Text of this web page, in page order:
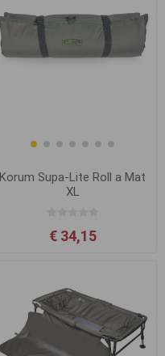
Korum Supa-Lite Roll a Mat
XL
€ 34,15